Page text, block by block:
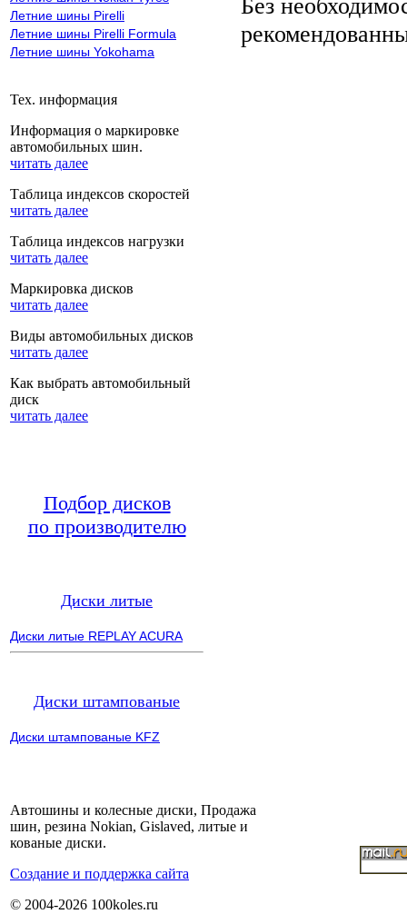
Летние шины Pirelli
Летние шины Pirelli Formula
Летние шины Yokohama
Тех. информация
Информация о маркировке
автомобильных шин.
читать далее
Таблица индексов скоростей
читать далее
Таблица индексов нагрузки
читать далее
Маркировка дисков
читать далее
Виды автомобильных дисков
читать далее
Как выбрать автомобильный
диск
читать далее
Подбор дисков
по производителю
Диски литые
Диски литые REPLAY ACURA
Диски штампованые
Диски штампованые KFZ
Автошины и колесные диски, Продажа
шин, резина Nokian, Gislaved, литые и
кованые диски.
Cоздание и поддержка сайта
© 2004-2026 100koles.ru